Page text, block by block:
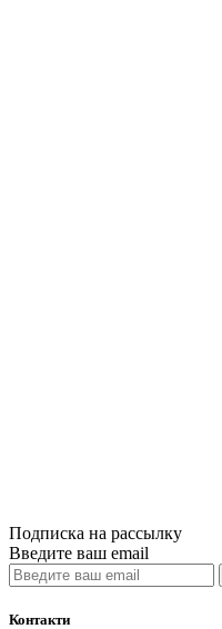
Подписка на рассылку
Введите ваш email
Контакти